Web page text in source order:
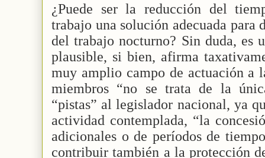
¿Puede ser la reducción del
trabajo una solución adecuada para
del trabajo nocturno? Sin duda, es
plausible, si bien, afirma
muy amplio campo de actuación a
miembros “no se trata de la
“pistas” al legislador nacional, ya
actividad contemplada, “la
adicionales o de períodos de
contribuir también a la protección